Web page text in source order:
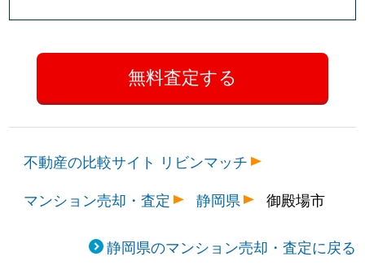
不動産の比較サイト リビンマッチ
マンション売却・査定
静岡県 御殿場市
静岡県のマンション売却・査定に戻る